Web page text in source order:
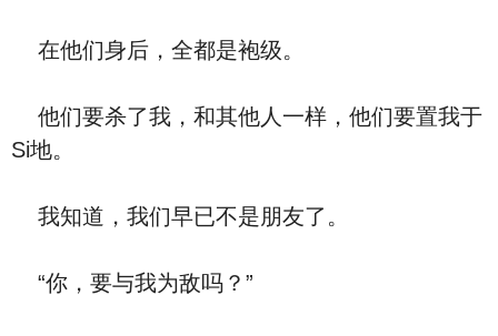
在他们身后，全都是袍级。
他们要杀了我，和其他人一样，他们要置我于
Si地。
我知道，我们早已不是朋友了。
“你，要与我为敌吗？”